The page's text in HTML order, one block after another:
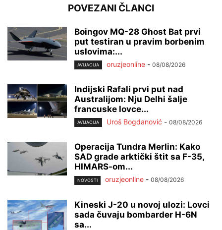
POVEZANI ČLANCI
Boingov MQ-28 Ghost Bat prvi
put testiran u pravim borbenim
uslovima:...
AVIJACIJA oruzjeonline - 08/08/2026
Indijski Rafali prvi put nad
Australijom: Nju Delhi šalje
francuske lovce...
AVIJACIJA Uroš Bogdanović - 08/08/2026
Operacija Tundra Merlin: Kako
SAD grade arktički štit sa F-35,
HIMARS-om...
NOVOSTI oruzjeonline - 08/08/2026
Kineski J-20 u novoj ulozi: Lovci
sada čuvaju bombarder H-6N
sa...